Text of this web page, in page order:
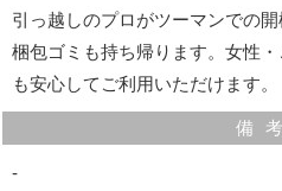
引き出しがあるテーブルの裏
ます。
に仕上げています。
引っ越しのプロがツーマンでの
梱包ゴミも持ち帰ります。女性
も安心してご利用いただけます。
備
‐